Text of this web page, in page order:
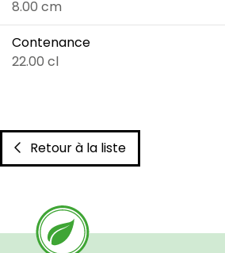
8.00 cm
Contenance
22.00 cl
Retour à la liste